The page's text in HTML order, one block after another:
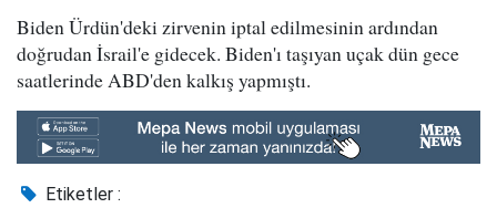
Biden Ürdün'deki zirvenin iptal edilmesinin ardından
doğrudan İsrail'e gidecek. Biden'ı taşıyan uçak dün gece
saatlerinde ABD'den kalkış yapmıştı.
Etiketler :